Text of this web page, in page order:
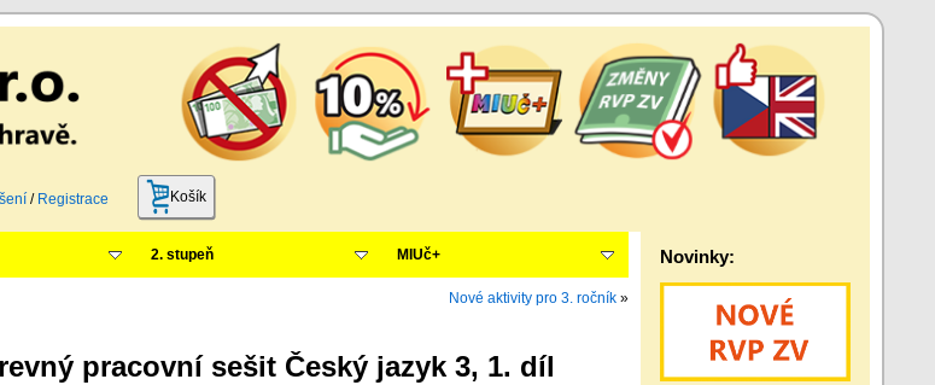
/ Registrace Košík
2. stupeň MIUč+
Nové aktivity pro 3. ročník »
pracovní sešit Český jazyk 3, 1. díl
Novinky: